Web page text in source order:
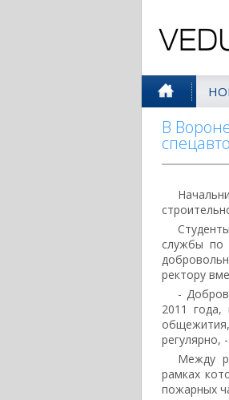
В
службы по
ректору
-
2011
регулярно,
Между
рамках
пожарных